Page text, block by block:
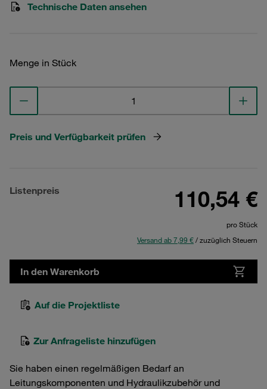
Technische Daten ansehen
Menge in Stück
Preis und Verfügbarkeit prüfen
Listenpreis 110,54 €
pro Stück
Versand ab 7,99 €/ zuzüglich Steuern
In den Warenkorb
Auf die Projektliste
Zur Anfrageliste hinzufügen
Sie haben einen regelmäßigen Bedarf an
Leitungskomponenten und Hydraulikzubehör und